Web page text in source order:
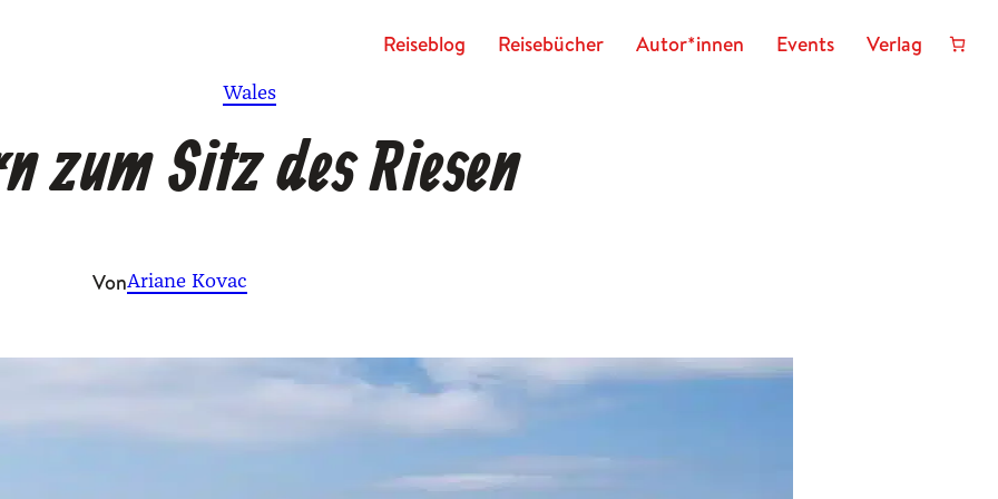
Rei­se­blog Reisebücher Autor*innen Events Verlag
Wales
zum Sitz des Riesen
VonAriane Kovac